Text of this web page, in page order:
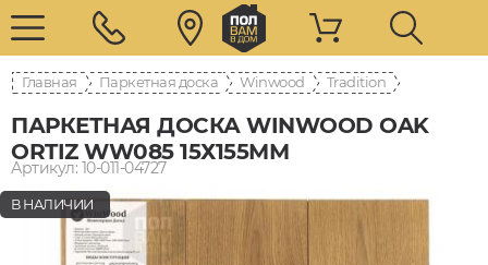
Главная Паркетная доска Winwood Tradition
ПАРКЕТНАЯ ДОСКА WINWOOD OAK
ORTIZ WW085 15Х155ММ
Артикул: 10-011-04727
В НАЛИЧИИ